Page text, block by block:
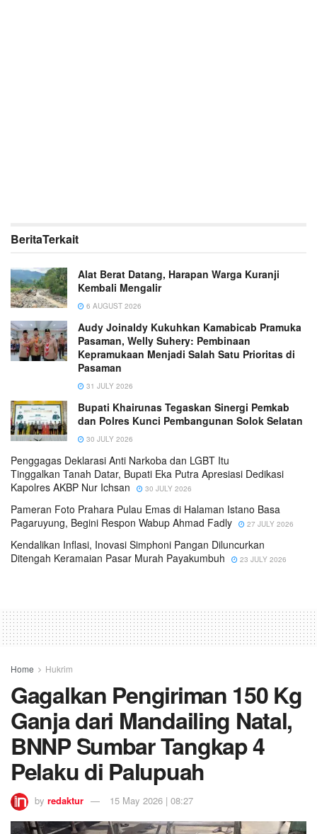
BeritaTerkait
Alat Berat Datang, Harapan Warga Kuranji
Kembali Mengalir
6 AUGUST 2026
Audy Joinaldy Kukuhkan Kamabicab Pramuka
Pasaman, Welly Suhery: Pembinaan
Kepramukaan Menjadi Salah Satu Prioritas di
Pasaman
31 JULY 2026
Bupati Khairunas Tegaskan Sinergi Pemkab
dan Polres Kunci Pembangunan Solok Selatan
30 JULY 2026
Penggagas Deklarasi Anti Narkoba dan LGBT Itu
Tinggalkan Tanah Datar, Bupati Eka Putra Apresiasi Dedikasi
Kapolres AKBP Nur Ichsan
30 JULY 2026
Pameran Foto Prahara Pulau Emas di Halaman Istano Basa
Pagaruyung, Begini Respon Wabup Ahmad Fadly
27 JULY 2026
Kendalikan Inflasi, Inovasi Simphoni Pangan Diluncurkan
Ditengah Keramaian Pasar Murah Payakumbuh
23 JULY 2026
Home Hukrim
Gagalkan Pengiriman 150 Kg
Ganja dari Mandailing Natal,
BNNP Sumbar Tangkap 4
Pelaku di Palupuah
by redaktur 15 May 2026 | 08:27